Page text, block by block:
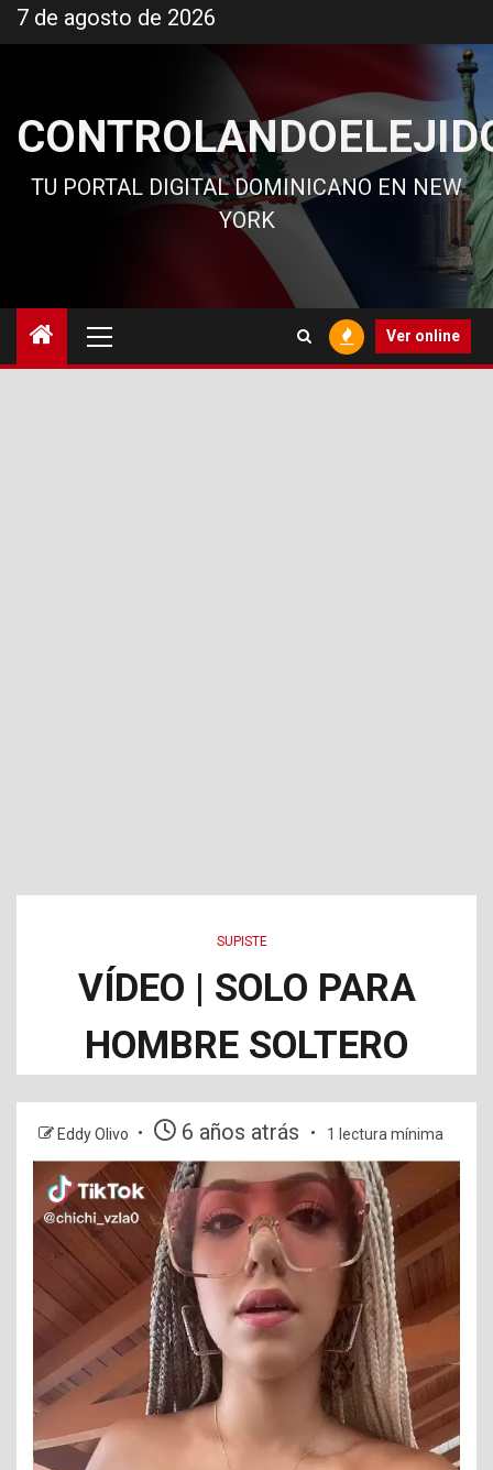
al
7 de agosto de 2026
TU PORTAL DIGITAL DOMINICANO EN NEW
YORK
principal
Ver online
SUPISTE
VÍDEO | SOLO PARA
HOMBRE SOLTERO
Eddy Olivo 6 años atrás 1 lectura mínima